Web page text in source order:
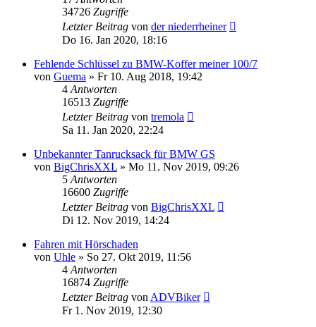
34726 Zugriffe
Letzter Beitrag von der niederrheiner
Do 16. Jan 2020, 18:16
Fehlende Schlüssel zu BMW-Koffer meiner 100/7
von Guema » Fr 10. Aug 2018, 19:42
4 Antworten
16513 Zugriffe
Letzter Beitrag von tremola
Sa 11. Jan 2020, 22:24
Unbekannter Tanrucksack für BMW GS
von BigChrisXXL » Mo 11. Nov 2019, 09:26
5 Antworten
16600 Zugriffe
Letzter Beitrag von BigChrisXXL
Di 12. Nov 2019, 14:24
Fahren mit Hörschaden
von Uhle » So 27. Okt 2019, 11:56
4 Antworten
16874 Zugriffe
Letzter Beitrag von ADVBiker
Fr 1. Nov 2019, 12:30